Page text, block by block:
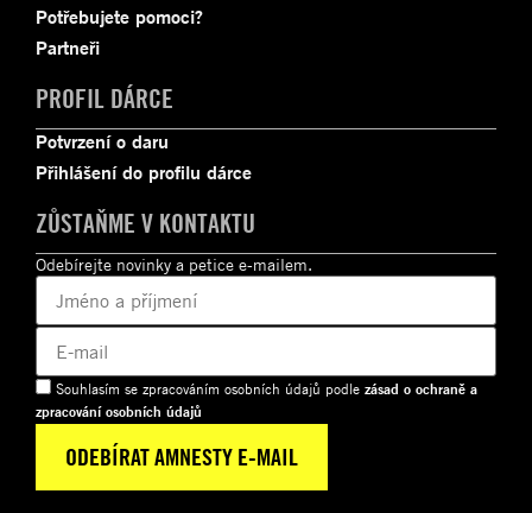
Potřebujete pomoci?
Partneři
PROFIL DÁRCE
Potvrzení o daru
Přihlášení do profilu dárce
ZŮSTAŇME V KONTAKTU
Odebírejte novinky a petice e-mailem.
Souhlasím se zpracováním osobních údajů podle zásad o ochraně a
zpracování osobních údajů